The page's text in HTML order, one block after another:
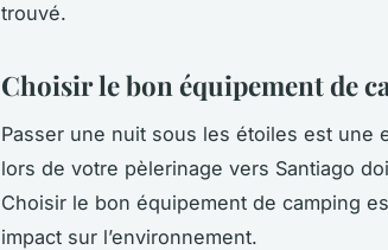
trouvé.
Choisir le bon équipement de
Passer une nuit sous les étoiles est une
lors de votre pèlerinage vers Santiago
Choisir le bon équipement de camping
impact sur l’environnement.